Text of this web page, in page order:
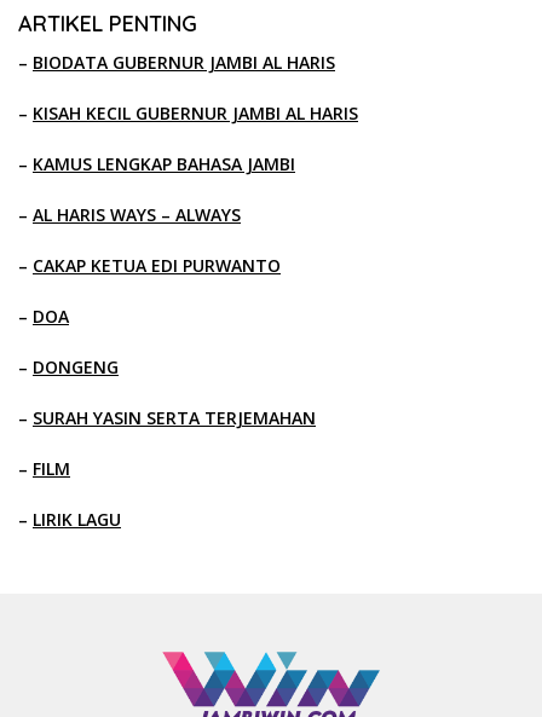
ARTIKEL PENTING
– BIODATA GUBERNUR JAMBI AL HARIS
– KISAH KECIL GUBERNUR JAMBI AL HARIS
– KAMUS LENGKAP BAHASA JAMBI
– AL HARIS WAYS – ALWAYS
– CAKAP KETUA EDI PURWANTO
– DOA
– DONGENG
– SURAH YASIN SERTA TERJEMAHAN
– FILM
– LIRIK LAGU